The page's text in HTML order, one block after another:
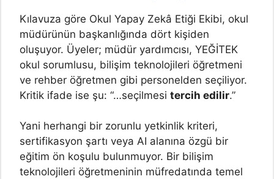
Kılavuza göre Okul Yapay Zekâ Etiği Ekibi, okul
müdürünün başkanlığında dört kişiden
oluşuyor. Üyeler; müdür yardımcısı, YEĞİTEK
okul sorumlusu, bilişim teknolojileri öğretmeni
ve rehber öğretmen gibi personelden seçiliyor.
Kritik ifade ise şu: “…seçilmesi tercih edilir.”
Yani herhangi bir zorunlu yetkinlik kriteri,
sertifikasyon şartı veya AI alanına özgü bir
eğitim ön koşulu bulunmuyor. Bir bilişim
teknolojileri öğretmeninin müfredatında temel